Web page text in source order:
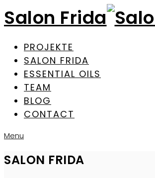
Salon Frida
PROJEKTE
SALON FRIDA
ESSENTIAL OILS
TEAM
BLOG
CONTACT
Menu
SALON FRIDA